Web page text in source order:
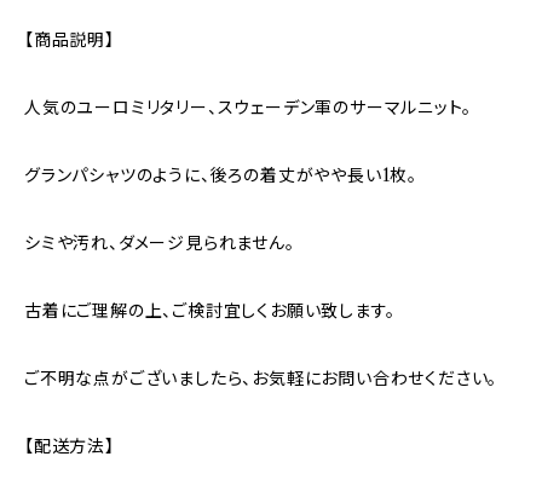
【商品説明】
人気のユーロミリタリー、スウェーデン軍のサーマルニット。
グランパシャツのように、後ろの着丈がやや長い1枚。
シミや汚れ、ダメージ見られません。
古着にご理解の上、ご検討宜しくお願い致します。
ご不明な点がございましたら、お気軽にお問い合わせください。
【配送方法】